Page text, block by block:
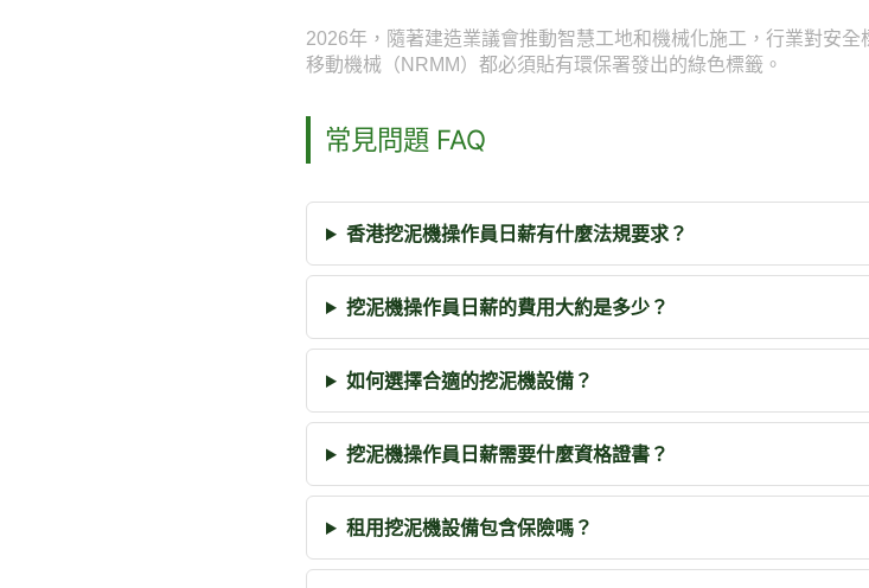
2026年，隨著建造業議會推動智慧工地和機械化施工，行業對安
移動機械（NRMM）都必須貼有環保署發出的綠色標籤。
常見問題 FAQ
香港挖泥機操作員日薪有什麼法規要求？
挖泥機操作員日薪的費用大約是多少？
如何選擇合適的挖泥機設備？
挖泥機操作員日薪需要什麼資格證書？
租用挖泥機設備包含保險嗎？